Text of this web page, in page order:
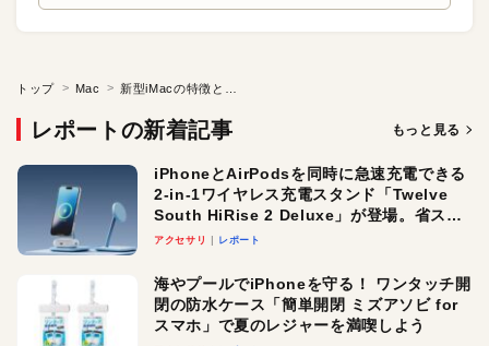
トップ Mac
レポートの新着記事 もっと見る
iPhoneとAirPodsを同時に急速充電できる
2-in-1ワイヤレス充電スタンド「Twelve
South HiRise 2 Deluxe」が登場。省スペ
ースでおしゃれに充電したい人にオスス
アクセサリ レポート
海やプールでiPhoneを守る！ ワンタッチ開
閉の防水ケース「簡単開閉 ミズアソビ for
スマホ」で夏のレジャーを満喫しよう